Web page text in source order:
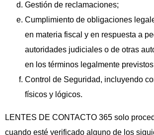
Gestión de reclamaciones;
Cumplimiento de obligaciones
en materia fiscal y en respuesta a
autoridades judiciales o de otras
en los términos legalmente
Control de Seguridad, incluyendo
físicos y lógicos.
LENTES DE CONTACTO 365 solo
cuando esté verificado alguno de los